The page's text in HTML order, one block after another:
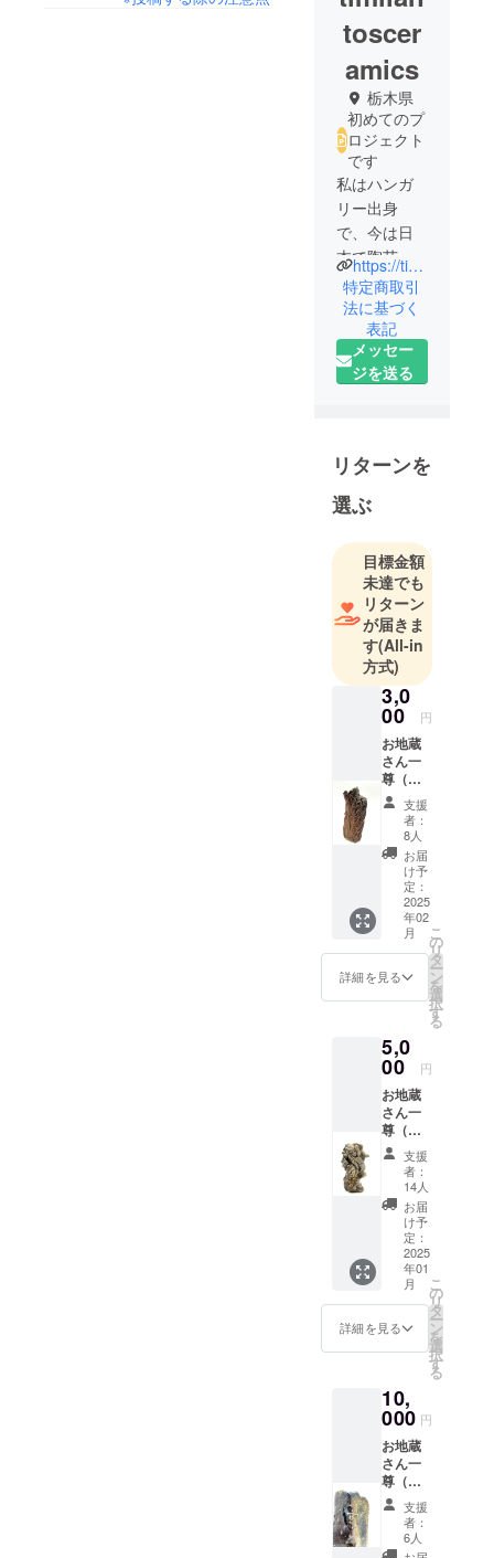
toscer
amics
栃木県
初めてのプ
ロジェクト
です
私はハンガ
リー出身
で、今は日
本で陶芸家
をしていま
す。私は幼
い頃から芸
術や粘土に
触れてきた
日本とハン
ガリーの国
や人々をつ
になれるよ
う活動して
います。
ぜひプロ
ジェクトの
ご支援をよ
ろしくお願
いいたしま
I was born in
Hungary. My
Life is
connected to
touching clay
from my
childhood.
I grew up on
was very
natural to
touch clay
and sand
from my
early ages. I
started to
ceramics in
art high
school, after
I applied to
Moholy-
University of
Art and
Design
where I
graduated
as a
porcelain
https://timilantosceramics.com/
特定商取引
法に基づく
表記
メッセー
ジを送る
リターンを
選ぶ
目標金額
未達でも
リターン
が届きま
す(All-in
方式)
3,0
00 円
お地蔵
さん一
尊（約
10cm）
＋ポス
トカー
ド1枚
支援し
てくだ
さる皆
様に、
ささや
かな感
謝の気
持ちを
お届け
と思っ
ていま
す。そ
れは、
私の代
表作の
一つで
ある手
びねり
のお地
蔵さん
です。9
月に薪
窯で焼
く予定
で、皆
様に温
もたら
すこと
を願っ
ていま
す。お
地蔵さ
んは手
作りの
ため、
支援
者：
8人
お届
け予
定：
2025
年02
月
詳細を見る
こ
の
リ
タ
ー
ン
を
選
択
す
る
5,0
00 円
お地蔵
さん一
尊（約
10-
13cm）
＋ポス
トカー
ド1枚
支援し
てくだ
さる皆
様に、
ささや
かな感
謝の気
持ちを
したい
と思っ
ていま
す。そ
れは、
私の代
表作の
一つで
ある手
びねり
支援
者：
14人
お届
け予
定：
2025
年01
月
詳細を見る
こ
の
リ
タ
ー
ン
を
選
択
す
る
10,
000 円
お地蔵
さん一
尊（約
15cm）
＋ポス
トカー
ド1枚
支援
者：
6人